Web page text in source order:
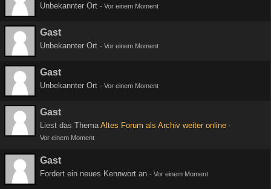
Unbekannter Ort - Vor einem Moment
Gast
Unbekannter Ort - Vor einem Moment
Gast
Unbekannter Ort - Vor einem Moment
Gast
Liest das ThemaAltes Forum als Archiv weiter online -
Vor einem Moment
Gast
Fordert ein neues Kennwort an - Vor einem Moment